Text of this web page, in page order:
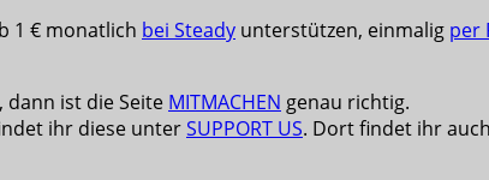
1 € monatlich bei Steady unterstützen, einmalig per
ist die Seite MITMACHEN genau richtig.
ihr diese unterSUPPORT US. Dort findet ihr